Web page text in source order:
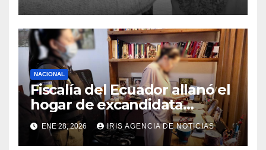
NACIONAL
Fiscalía del Ecuador allanó el
hogar de excandidata
presidencial vinculada al
caso Caja Chica
ENE 28, 2026 IRIS AGENCIA DE NOTICIAS